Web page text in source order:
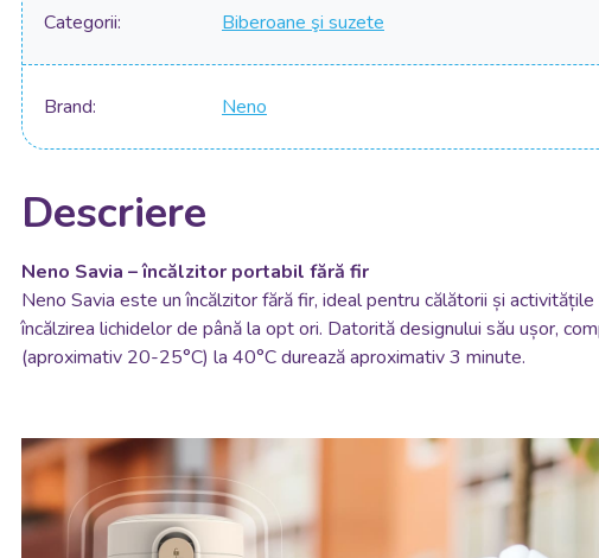
Categorii Biberoane şi suzete
Brand Neno
Descriere
Neno Savia – încălzitor portabil fără fir
Neno Savia este un încălzitor fără fir, ideal pentru călătorii și
încălzirea lichidelor de până la opt ori. Datorită designului său ușor,
(aproximativ 20-25°C) la 40°C durează aproximativ 3 minute.